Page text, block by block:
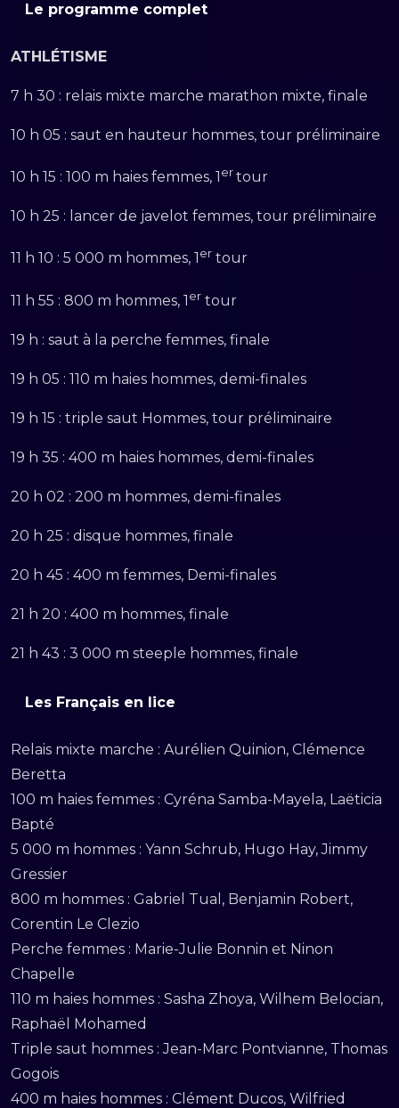
Le programme complet
ATHLÉTISME
7 h 30 : relais mixte marche marathon mixte, finale
10 h 05 : saut en hauteur hommes, tour préliminaire
10 h 15 : 100 m haies femmes, 1 ertour
10 h 25 : lancer de javelot femmes, tour préliminaire
11 h 10 : 5 000 m hommes, 1 er tour
11 h 55 : 800 m hommes, 1er tour
19 h : saut à la perche femmes, finale
19 h 05 : 110 m haies hommes, demi-finales
19 h 15 : triple saut Hommes, tour préliminaire
19 h 35 : 400 m haies hommes, demi-finales
20 h 02 : 200 m hommes, demi-finales
20 h 25 : disque hommes, finale
20 h 45 : 400 m femmes, Demi-finales
21 h 20 : 400 m hommes, finale
21 h 43 : 3 000 m steeple hommes, finale
Les Français en lice
Relais mixte marche : Aurélien Quinion, Clémence
Beretta
100 m haies femmes : Cyréna Samba-Mayela, Laëticia
Bapté
5 000 m hommes : Yann Schrub, Hugo Hay, Jimmy
Gressier
800 m hommes : Gabriel Tual, Benjamin Robert,
Corentin Le Clezio
Perche femmes : Marie-Julie Bonnin et Ninon
Chapelle
110 m haies hommes : Sasha Zhoya, Wilhem Belocian,
Raphaël Mohamed
Triple saut hommes : Jean-Marc Pontvianne, Thomas
Gogois
400 m haies hommes : Clément Ducos, Wilfried